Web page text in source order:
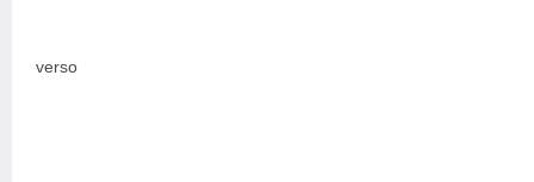
verso